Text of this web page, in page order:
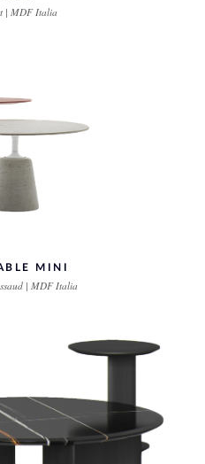
| MDF Italia
MINI
| MDF Italia